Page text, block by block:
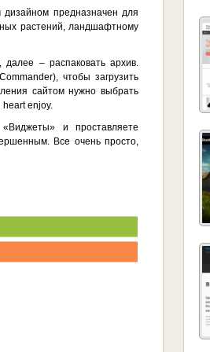
предназначен для
растений, ландшафтному
– распаковать архив.
чтобы загрузить
сайтом нужно выбрать
enjoy.
и проставляете
Все очень просто,